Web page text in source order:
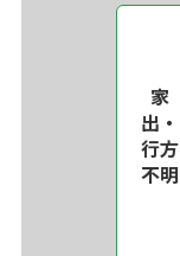
家
出・
行方
不明